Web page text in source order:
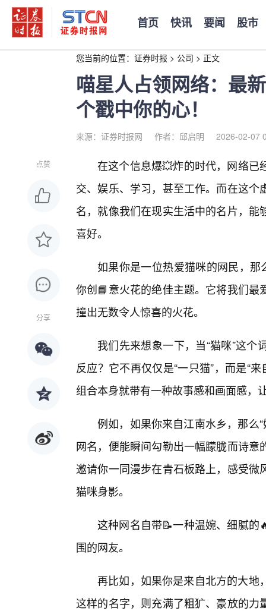
首页 快讯 要闻 股市
您当前的位置： 证券时报 > 公司 > 正文
喵星人占领网络：最
个戳中你的心！
来源：证券时报网 作者：邱启明 2026-02-07
点赞
分享
在这个信息爆💥炸的时代，网络已
交、娱乐、学习，甚至工作。而在这
名，就像我们在现实生活中的名片，
喜好。
如果你是一位热爱猫咪的网民，那
你创📘意火花的绝佳主题。它将我们
撞出无数令人惊喜的火花。
我们先来想象一下，当“猫咪”这
反应？它不再仅仅是“一只猫”，而是“
组合本身就带有一种故事感和画面感，
例如，如果你来自江南水乡，那么“
网名，便能瞬间勾勒出一幅朦胧而诗
邀请你一同漫步在青石板路上，感受
猫咪身影。
这种网名自带📝一种温婉、细腻的
围的网友。
再比如，如果你是来自北方的大地
这样的名字，则充满了粗犷、豪放的